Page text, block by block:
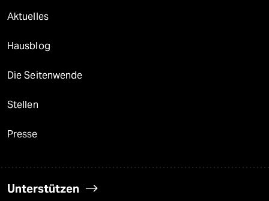
Aktuelles
Hausblog
Die Seitenwende
Stellen
Presse
Unterstützen